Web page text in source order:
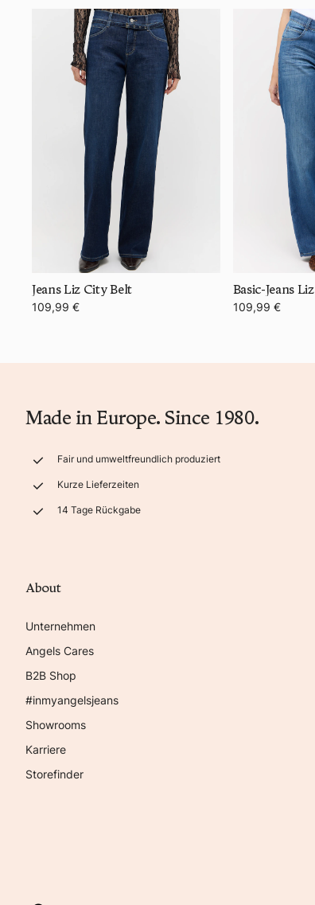
Jeans Liz City Belt
109,99 €
Basic-Jeans Liz
109,99 €
Made in Europe. Since 1980.
Fair und umweltfreundlich produziert
Kurze Lieferzeiten
14 Tage Rückgabe
About
Unternehmen
Angels Cares
B2B Shop
#inmyangelsjeans
Showrooms
Karriere
Storefinder